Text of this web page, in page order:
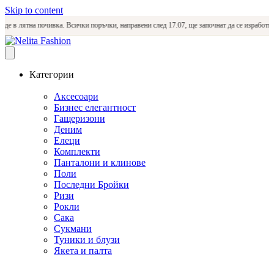
Skip to content
почивка. Всички поръчки, направени след 17.07, ще започнат да се изработват и
Категории
Аксесоари
Бизнес елегантност
Гащеризони
Деним
Елеци
Комплекти
Панталони и клинове
Поли
Последни Бройки
Ризи
Рокли
Сака
Сукмани
Туники и блузи
Якета и палта